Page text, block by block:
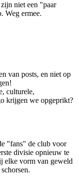
niet een "paar
Weg ermee.
van posts, en niet op
culturele,
krijgen we opgeprikt?
"fans" de club voor
divisie opnieuw te
elke vorm van geweld